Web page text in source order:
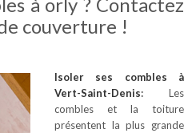
couverture !
Isoler ses combles à
Vert-Saint-Denis: Les
combles et la toiture
présentent la plus grande